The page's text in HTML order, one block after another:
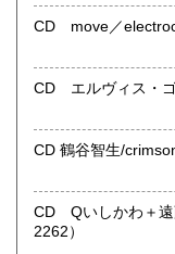
●商品の発送に際し
す。 ご容赦下さい
●当店は古書以外に
沿線名：東急田園都
最寄駅：三軒茶屋
ルの向かい 小田急
営業時間：平日
定休日：火曜日
CD Qいしかわ＋遠藤征志／
2262）